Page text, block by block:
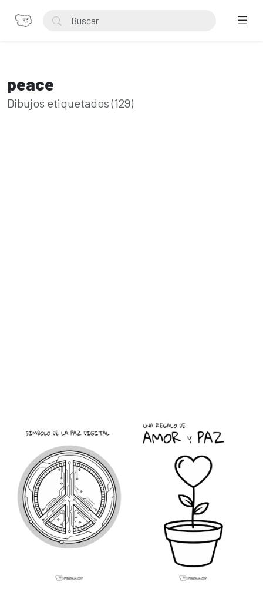
peace
Dibujos etiquetados (129)